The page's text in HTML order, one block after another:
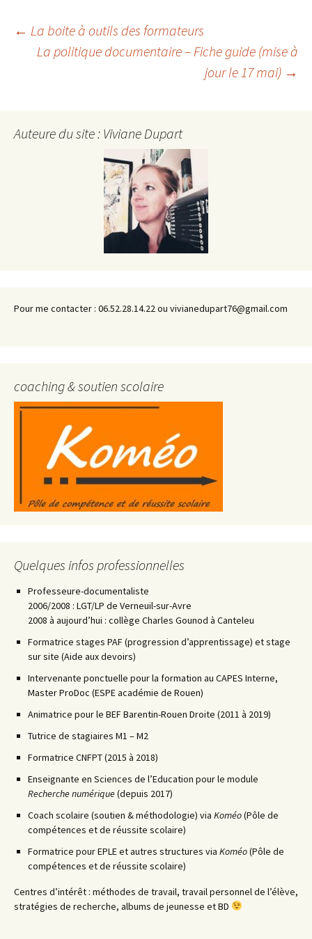
Navigation
articles
← La boite à outils des formateurs
La politique documentaire – Fiche guide (mise à
jour le 17 mai) →
Auteure du site : Viviane Dupart
Pour me contacter : 06.52.28.14.22 ou vivianedupart76@gmail.com
coaching & soutien scolaire
Quelques infos professionnelles
Professeure-documentaliste
2006/2008 : LGT/LP de Verneuil-sur-Avre
2008 à aujourd’hui : collège Charles Gounod à Canteleu
Formatrice stages PAF (progression d’apprentissage) et stage
sur site (Aide aux devoirs)
Intervenante ponctuelle pour la formation au CAPES Interne,
Master ProDoc (ESPE académie de Rouen)
Animatrice pour le BEF Barentin-Rouen Droite (2011 à 2019)
Tutrice de stagiaires M1 – M2
Formatrice CNFPT (2015 à 2018)
Enseignante en Sciences de l’Education pour le module
Recherche numérique(depuis 2017)
Coach scolaire (soutien & méthodologie) via Koméo(Pôle de
compétences et de réussite scolaire)
Formatrice pour EPLE et autres structures via Koméo(Pôle de
compétences et de réussite scolaire)
Centres d’intérêt : méthodes de travail, travail personnel de l’élève,
stratégies de recherche, albums de jeunesse et BD